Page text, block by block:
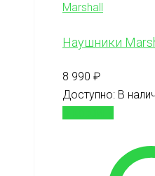
Marshall
Наушники
8 990 ₽
Доступно: В